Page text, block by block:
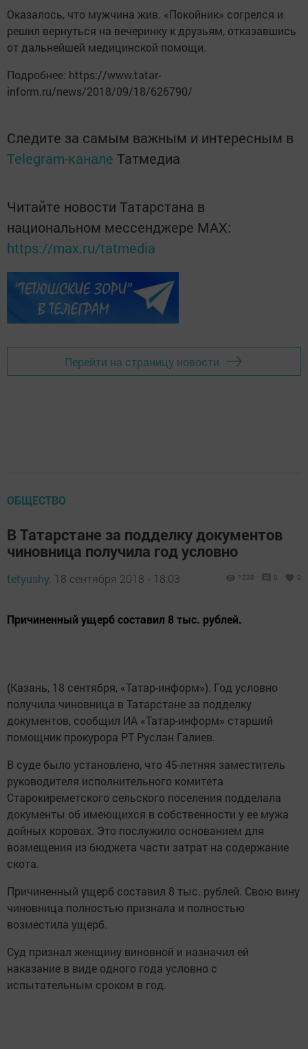
Оказалось, что мужчина жив. «Покойник» согрелся и
решил вернуться на вечеринку к друзьям, отказавшись
от дальнейшей медицинской помощи.
Подробнее: https://www.tatar-
inform.ru/news/2018/09/18/626790/
Следите за самым важным и интересным в
Telegram-канале Татмедиа
Читайте новости Татарстана в
национальном мессенджере MАХ:
https://max.ru/tatmedia
Перейти на страницу новости
ОБЩЕСТВО
В Татарстане за подделку документов
чиновница получила год условно
tetyushy, 18 сентября 2018 - 18:03 1238 0 0
Причиненный ущерб составил 8 тыс. рублей.
(Казань, 18 сентября, «Татар-информ»). Год условно
получила чиновница в Татарстане за подделку
документов, сообщил ИА «Татар-информ» старший
помощник прокурора РТ Руслан Галиев.
В суде было установлено, что 45-летняя заместитель
руководителя исполнительного комитета
Старокиреметского сельского поселения подделала
документы об имеющихся в собственности у ее мужа
дойных коровах. Это послужило основанием для
возмещения из бюджета части затрат на содержание
скота.
Причиненный ущерб составил 8 тыс. рублей. Свою вину
чиновница полностью признала и полностью
возместила ущерб.
Суд признал женщину виновной и назначил ей
наказание в виде одного года условно с
испытательным сроком в год.